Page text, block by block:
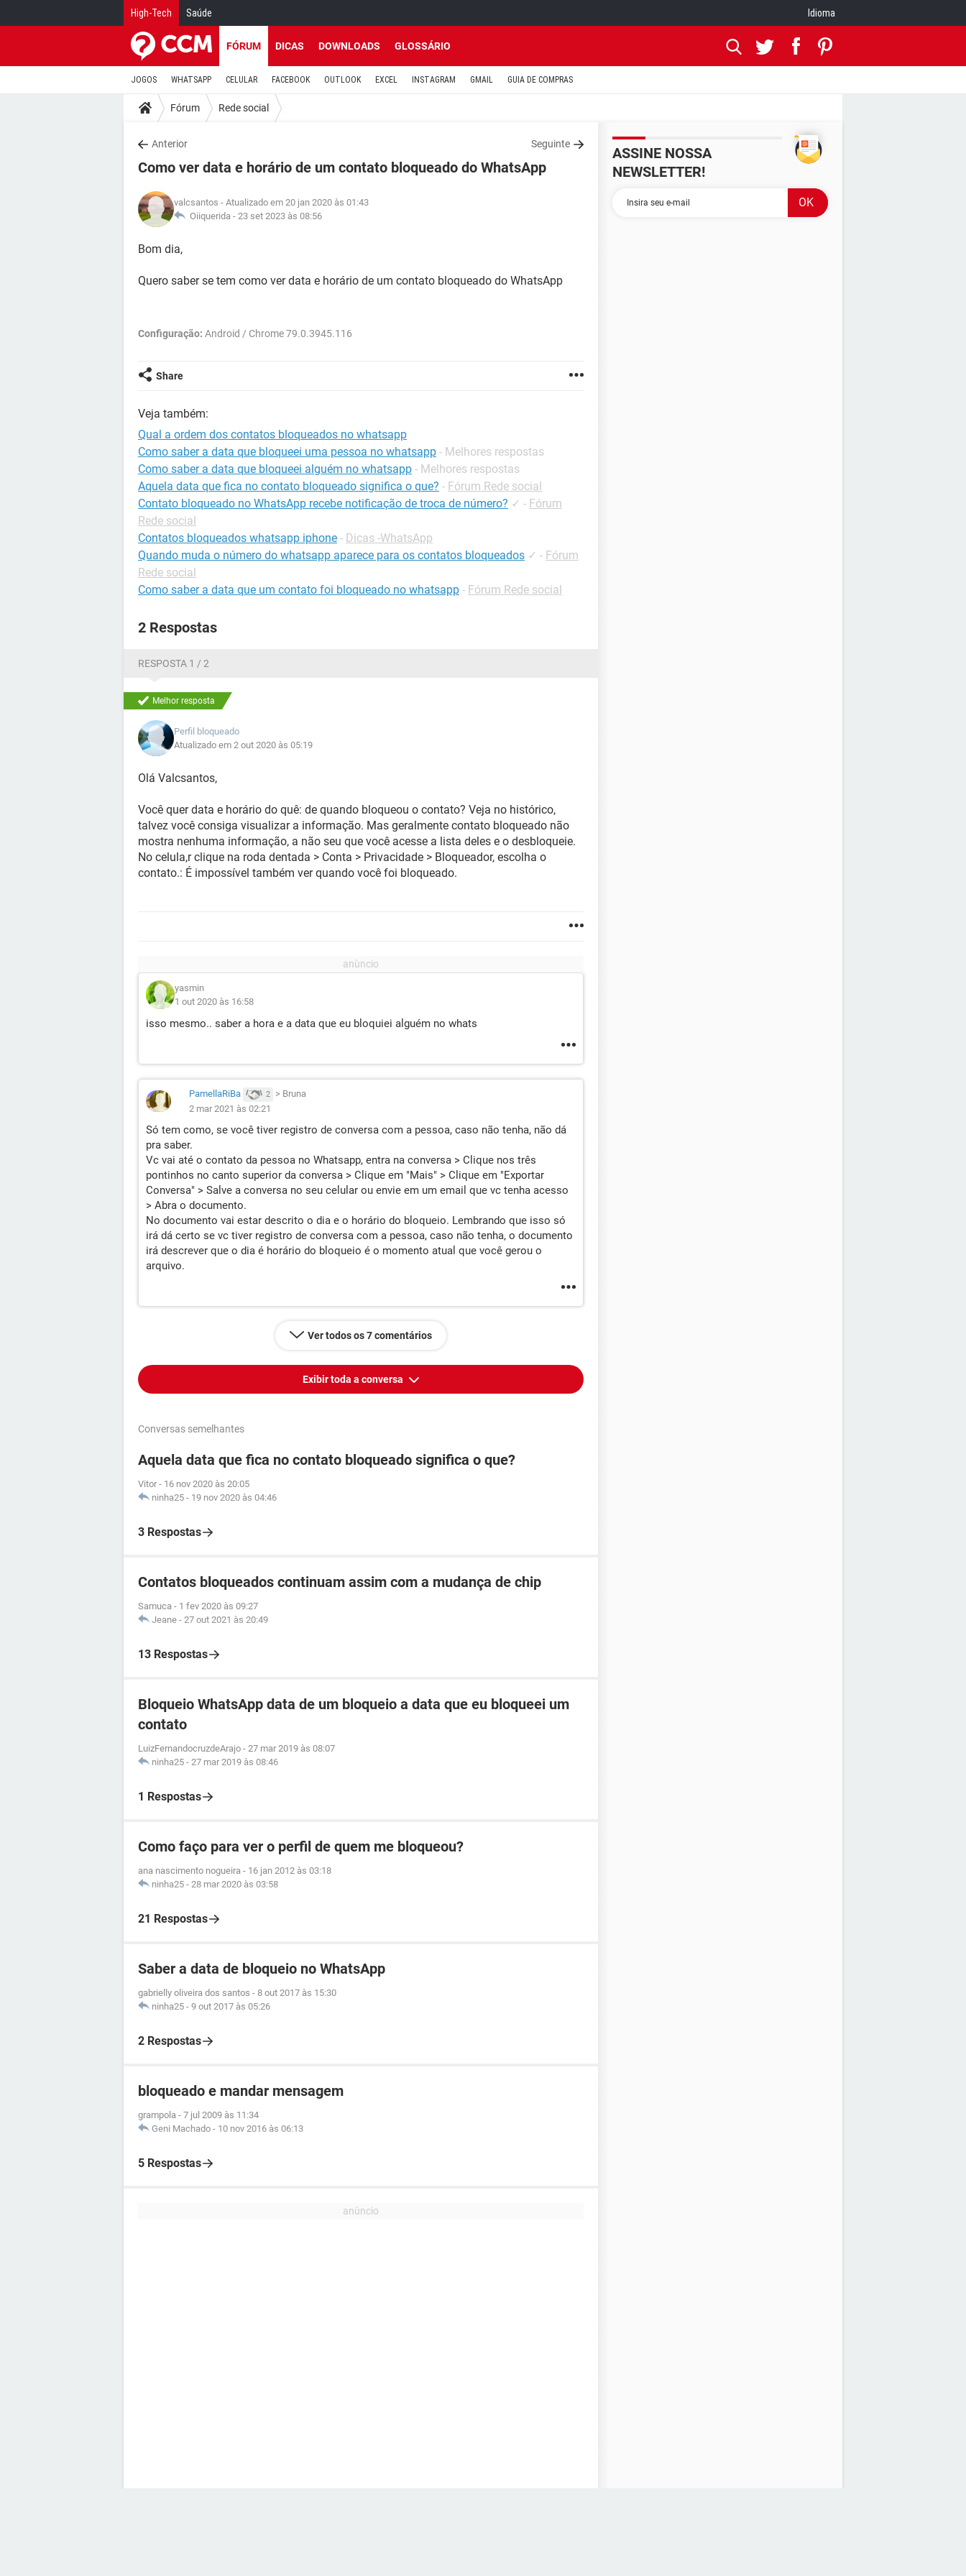
High-Tech Saúde Idioma
FÓRUM DICAS DOWNLOADS GLOSSÁRIO
JOGOS WHATSAPP CELULAR FACEBOOK OUTLOOK EXCEL INSTAGRAM GMAIL GUIA DE COMPRAS
Fórum Rede social
Anterior Seguinte
Como ver data e horário de um contato bloqueado do WhatsApp
valcsantos - Atualizado em 20 jan 2020 às 01:43
Oiiquerida - 23 set 2023 às 08:56
Bom dia,
Quero saber se tem como ver data e horário de um contato bloqueado do WhatsApp
Configuração: Android / Chrome 79.0.3945.116
Share
Veja também:
Qual a ordem dos contatos bloqueados no whatsapp
Como saber a data que bloqueei uma pessoa no whatsapp - Melhores respostas
Como saber a data que bloqueei alguém no whatsapp - Melhores respostas
Aquela data que fica no contato bloqueado significa o que? - Fórum Rede social
Contato bloqueado no WhatsApp recebe notificação de troca de número? ✓ - Fórum
Rede social
Contatos bloqueados whatsapp iphone - Dicas -WhatsApp
Quando muda o número do whatsapp aparece para os contatos bloqueados ✓ - Fórum
Rede social
Como saber a data que um contato foi bloqueado no whatsapp - Fórum Rede social
2 Respostas
RESPOSTA 1 / 2
Melhor resposta
Perfil bloqueado
Atualizado em 2 out 2020 às 05:19
Olá Valcsantos,
Você quer data e horário do quê: de quando bloqueou o contato? Veja no histórico,
talvez você consiga visualizar a informação. Mas geralmente contato bloqueado não
mostra nenhuma informação, a não seu que você acesse a lista deles e o desbloqueie.
No celula,r clique na roda dentada > Conta > Privacidade > Bloqueador, escolha o
contato.: É impossível também ver quando você foi bloqueado.
yasmin
1 out 2020 às 16:58
isso mesmo.. saber a hora e a data que eu bloquiei alguém no whats
PamellaRiBa 2 > Bruna
2 mar 2021 às 02:21
Só tem como, se você tiver registro de conversa com a pessoa, caso não tenha, não dá
pra saber.
Vc vai até o contato da pessoa no Whatsapp, entra na conversa > Clique nos três
pontinhos no canto superior da conversa > Clique em "Mais" > Clique em "Exportar
Conversa" > Salve a conversa no seu celular ou envie em um email que vc tenha acesso
> Abra o documento.
No documento vai estar descrito o dia e o horário do bloqueio. Lembrando que isso só
irá dá certo se vc tiver registro de conversa com a pessoa, caso não tenha, o documento
irá descrever que o dia é horário do bloqueio é o momento atual que você gerou o
arquivo.
Ver todos os 7 comentários
Exibir toda a conversa
Conversas semelhantes
Aquela data que fica no contato bloqueado significa o que?
Vitor - 16 nov 2020 às 20:05
ninha25 - 19 nov 2020 às 04:46
3 Respostas
Contatos bloqueados continuam assim com a mudança de chip
Samuca - 1 fev 2020 às 09:27
Jeane - 27 out 2021 às 20:49
13 Respostas
Bloqueio WhatsApp data de um bloqueio a data que eu bloqueei um
contato
LuizFernandocruzdeArajo - 27 mar 2019 às 08:07
ninha25 - 27 mar 2019 às 08:46
1 Respostas
Como faço para ver o perfil de quem me bloqueou?
ana nascimento nogueira - 16 jan 2012 às 03:18
ninha25 - 28 mar 2020 às 03:58
21 Respostas
Saber a data de bloqueio no WhatsApp
gabrielly oliveira dos santos - 8 out 2017 às 15:30
ninha25 - 9 out 2017 às 05:26
2 Respostas
bloqueado e mandar mensagem
grampola - 7 jul 2009 às 11:34
Geni Machado - 10 nov 2016 às 06:13
5 Respostas
ASSINE NOSSA
NEWSLETTER!